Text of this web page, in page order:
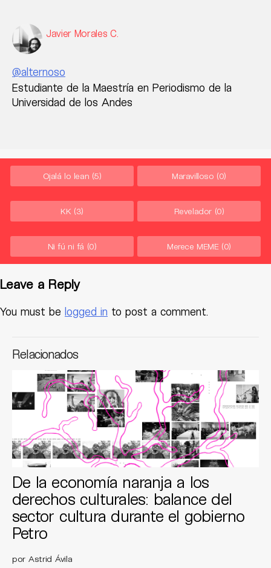
Javier Morales C.
@alternoso
Estudiante de la Maestría en Periodismo de la
Universidad de los Andes
Ojalá lo lean (5) Maravilloso (0)
KK (3) Revelador (0)
Ni fú ni fá (0) Merece MEME (0)
Leave a Reply
You must be logged in to post a comment.
Relacionados
De la economía naranja a los
derechos culturales: balance del
sector cultura durante el gobierno
Petro
por Astrid Ávila